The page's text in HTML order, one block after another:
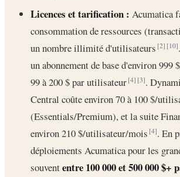
Licences et tarification : Acumatica
consommation de ressources
un nombre illimité d'utilisateurs[2] [10]
un abonnement de base d'environ
99 à 200 $ par utilisateur[4] [3].
Central coûte environ 70 à 100 $/
(Essentials/Premium), et la suite
environ 210 $/utilisateur/mois[4]. En
déploiements Acumatica pour les
souvententre 100 000 et 500 000 $+